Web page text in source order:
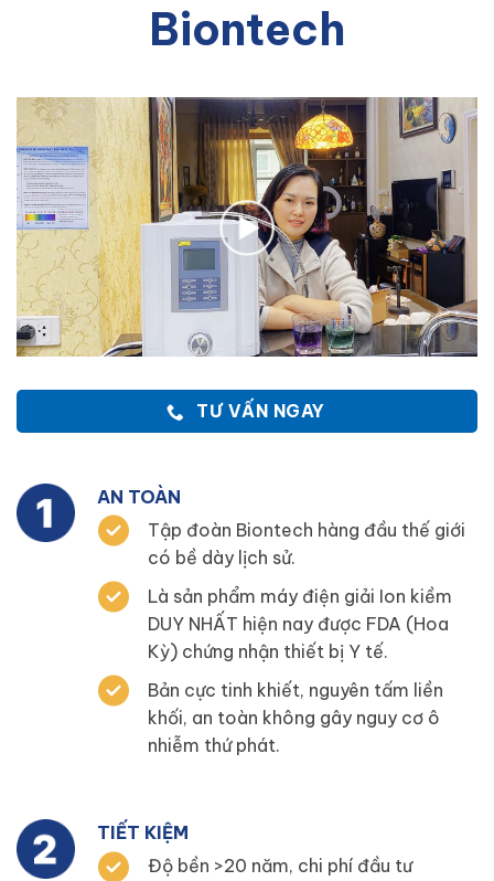
Biontech
TƯ VẤN NGAY
AN TOÀN
Tập đoàn Biontech hàng đầu thế giới
có bề dày lịch sử.
Là sản phẩm máy điện giải Ion kiềm
DUY NHẤT hiện nay được FDA (Hoa
Kỳ) chứng nhận thiết bị Y tế.
Bản cực tinh khiết, nguyên tấm liền
khối, an toàn không gây nguy cơ ô
nhiễm thứ phát.
TIẾT KIỆM
Độ bền >20 năm, chi phí đầu tư